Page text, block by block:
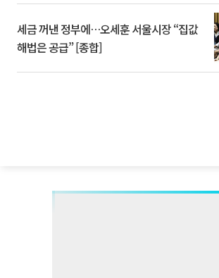
세금 꺼낸 정부에…오세훈 서울시장 “집값
해법은 공급” [종합]